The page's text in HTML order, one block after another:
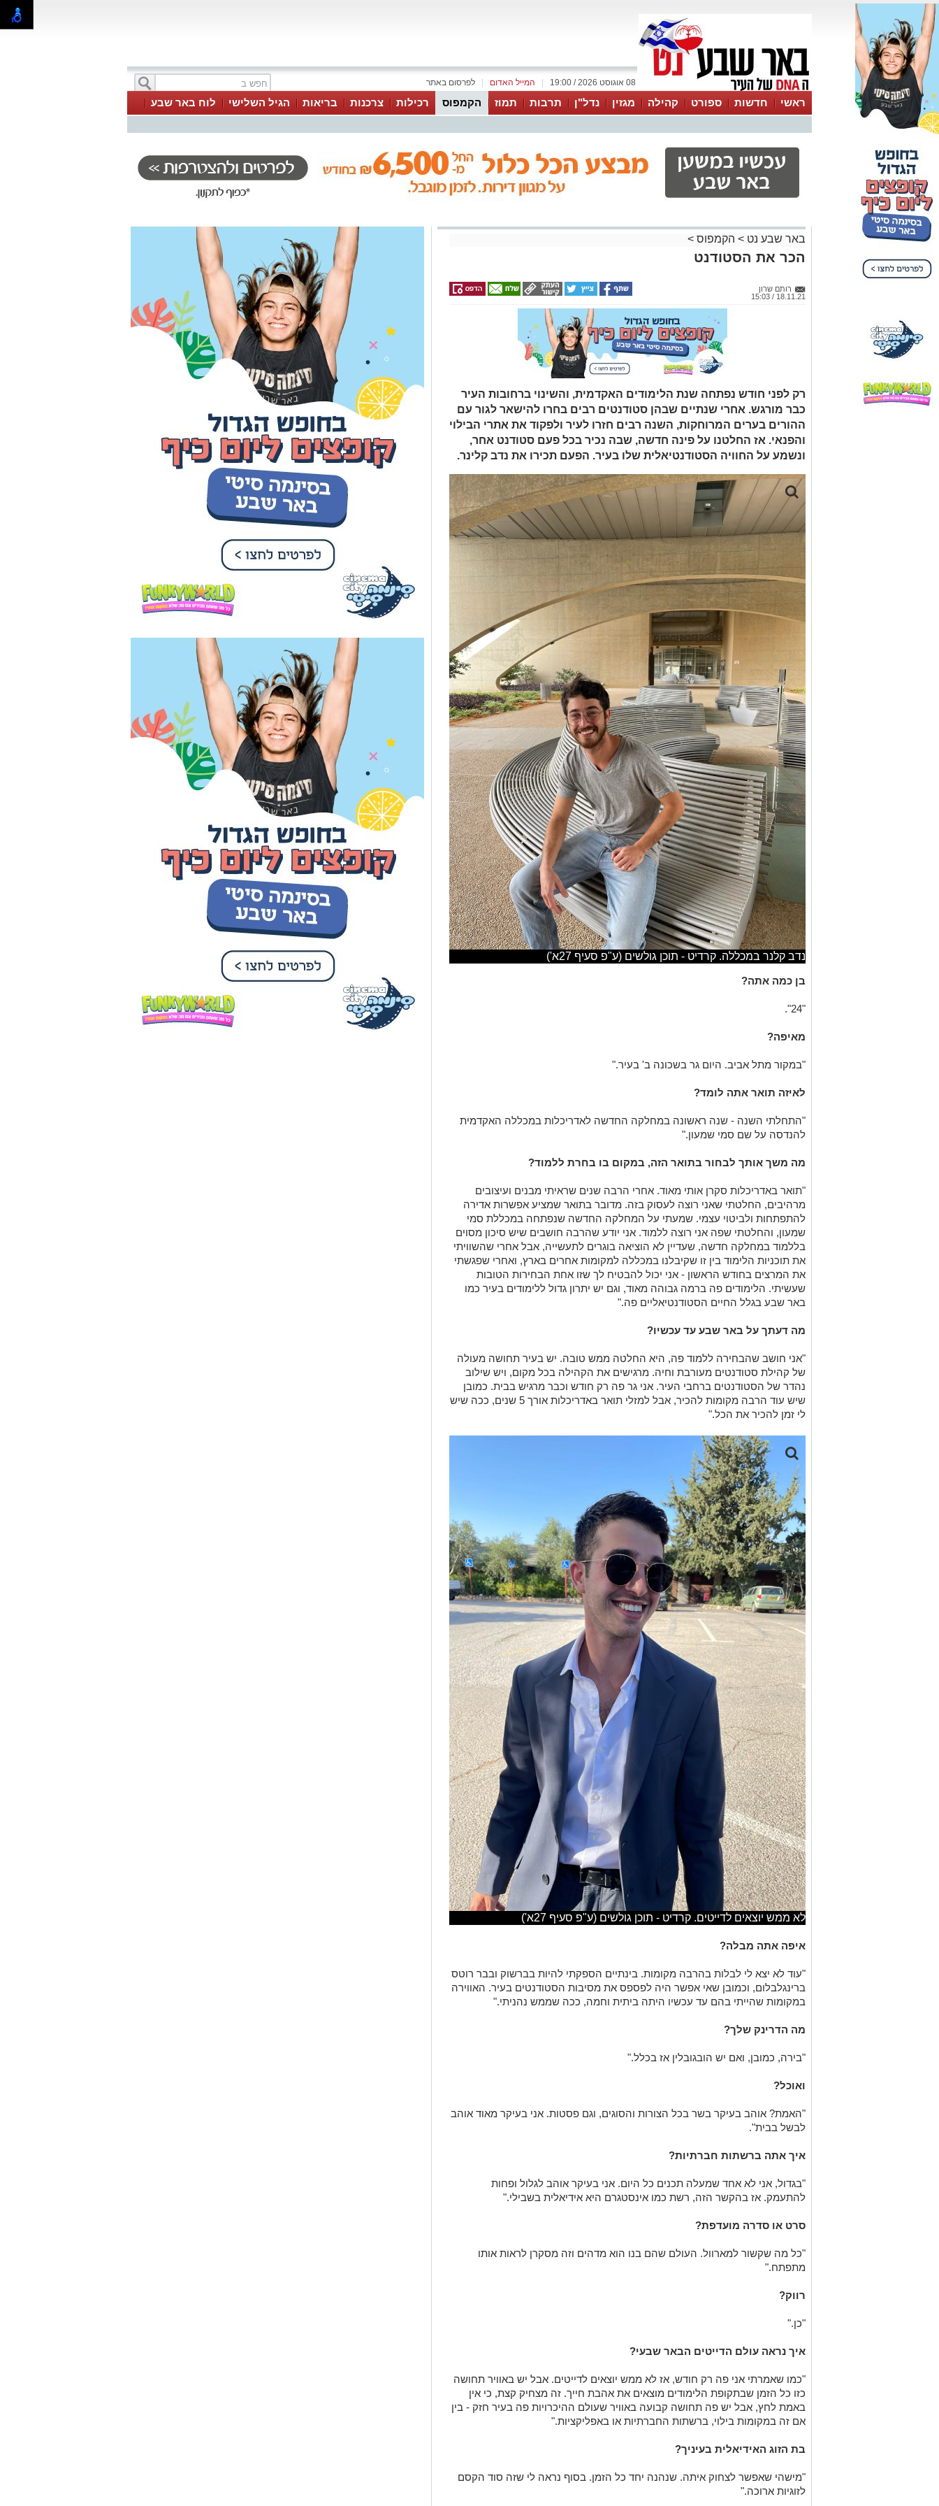
לפרסום באתר המייל האדום 08 אוגוסט 2026 / 19:00
ראשי חדשות ספורט קהילה מגזין נדל"ן תרבות תמוז הקמפוס רכילות צרכנות בריאות הגיל השלישי
לוח באר שבע
באר שבע נט > הקמפוס >
הכר את הסטודנט
רותם שרון
18.11.21 / 15:03
רק לפני חודש נפתחה שנת הלימודים האקדמית, והשינוי ברחובות העיר
כבר מורגש. אחרי שנתיים שבהן סטודנטים רבים בחרו להישאר לגור עם
ההורים בערים המרוחקות, השנה רבים חזרו לעיר ולפקוד את אתרי הבילוי
והפנאי. אז החלטנו על פינה חדשה, שבה נכיר בכל פעם סטודנט אחר,
ונשמע על החוויה הסטודנטיאלית שלו בעיר. הפעם תכירו את נדב קלינר.
נדב קלנר במכללה. קרדיט - תוכן גולשים (ע"פ סעיף 27א')
בן כמה אתה?
"24".
מאיפה?
"במקור מתל אביב. היום גר בשכונה ב' בעיר."
לאיזה תואר אתה לומד?
"התחלתי השנה - שנה ראשונה במחלקה החדשה לאדריכלות במכללה האקדמית
להנדסה על שם סמי שמעון."
מה משך אותך לבחור בתואר הזה, במקום בו בחרת ללמוד?
"תואר באדריכלות סקרן אותי מאוד. אחרי הרבה שנים שראיתי מבנים ועיצובים
מרהיבים, החלטתי שאני רוצה לעסוק בזה. מדובר בתואר שמציע אפשרות אדירה
להתפתחות ולביטוי עצמי. שמעתי על המחלקה החדשה שנפתחה במכללת סמי
שמעון, והחלטתי שפה אני רוצה ללמוד. אני יודע שהרבה חושבים שיש סיכון מסוים
בללמוד במחלקה חדשה, שעדיין לא הוציאה בוגרים לתעשייה, אבל אחרי שהשוויתי
את תוכניות הלימוד בין זו שקיבלנו במכללה למקומות אחרים בארץ, ואחרי שפגשתי
את המרצים בחודש הראשון - אני יכול להבטיח לך שזו אחת הבחירות הטובות
שעשיתי. הלימודים פה ברמה גבוהה מאוד, וגם יש יתרון גדול ללימודים בעיר כמו
באר שבע בגלל החיים הסטודנטיאליים פה."
מה דעתך על באר שבע עד עכשיו?
"אני חושב שהבחירה ללמוד פה, היא החלטה ממש טובה. יש בעיר תחושה מעולה
של קהילת סטודנטים מעורבת וחיה. מרגישים את הקהילה בכל מקום, ויש שילוב
נהדר של הסטודנטים ברחבי העיר. אני גר פה רק חודש וכבר מרגיש בבית. כמובן
שיש עוד הרבה מקומות להכיר, אבל למזלי תואר באדריכלות אורך 5 שנים, ככה שיש
לי זמן להכיר את הכל."
לא ממש יוצאים לדייטים. קרדיט - תוכן גולשים (ע"פ סעיף 27א')
איפה אתה מבלה?
"עוד לא יצא לי לבלות בהרבה מקומות. בינתיים הספקתי להיות בברשוק ובבר רוטס
ברינגלבלום, וכמובן שאי אפשר היה לפספס את מסיבות הסטודנטים בעיר. האווירה
במקומות שהייתי בהם עד עכשיו היתה ביתית וחמה, ככה שממש נהניתי."
מה הדרינק שלך?
"בירה, כמובן, ואם יש הובגובלין אז בכלל."
ואוכל?
"האמת? אוהב בעיקר בשר בכל הצורות והסוגים, וגם פסטות. אני בעיקר מאוד אוהב
לבשל בבית".
איך אתה ברשתות חברתיות?
"בגדול, אני לא אחד שמעלה תכנים כל היום. אני בעיקר אוהב לגלול ופחות
להתעמק. אז בהקשר הזה, רשת כמו אינסטגרם היא אידיאלית בשבילי."
סרט או סדרה מועדפת?
"כל מה שקשור למארוול. העולם שהם בנו הוא מדהים וזה מסקרן לראות אותו
מתפתח."
רווק?
"כן."
איך נראה עולם הדייטים הבאר שבעי?
"כמו שאמרתי אני פה רק חודש, אז לא ממש יוצאים לדייטים. אבל יש באוויר תחושה
כזו כל הזמן שבתקופת הלימודים מוצאים את אהבת חייך. זה מצחיק קצת, כי אין
באמת לחץ, אבל יש פה תחושה קבועה באוויר שעולם ההיכרויות פה בעיר חזק - בין
אם זה במקומות בילוי, ברשתות החברתיות או באפליקציות."
בת הזוג האידיאלית בעיניך?
"מישהי שאפשר לצחוק איתה. שנהנה יחד כל הזמן. בסוף נראה לי שזה סוד הקסם
לזוגיות ארוכה."